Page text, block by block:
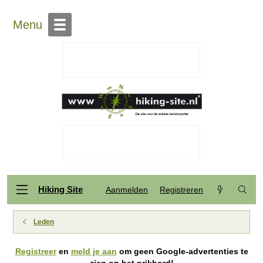
Menu
Hiking Site Aanmelden Registreren
Leden
Registreeren meld je aan om geen Google-advertenties te